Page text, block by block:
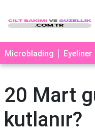
MAKYAJ
MİCROBLADİNG
LAZER
EPİLASYON
Microblading Eyeliner
20 Mart
kutlanır?